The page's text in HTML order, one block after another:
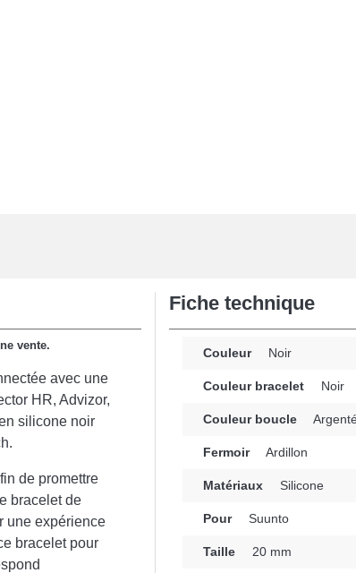
vente.
avec une
HR, Advizor,
silicone noir
de promettre
bracelet de
une expérience
bracelet pour
Fiche technique
Couleur Noir
Couleur bracelet Noir
Couleur boucle
Fermoir Ardillon
Matériaux Silicone
Pour Suunto
Taille 20 mm